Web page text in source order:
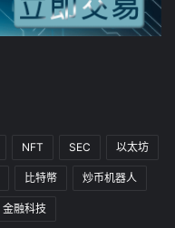
NFT SEC 以太坊
比特幣 炒币机器人
金融科技